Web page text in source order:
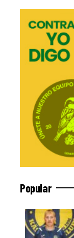
Popular